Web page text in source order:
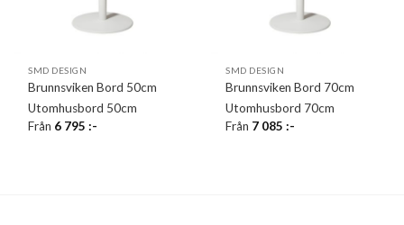
SMD DESIGN
Brunnsviken Bord 50cm
Utomhusbord 50cm
Från 6 795:-
SMD DESIGN
Brunnsviken Bord 70cm
Utomhusbord 70cm
Från 7 085:-